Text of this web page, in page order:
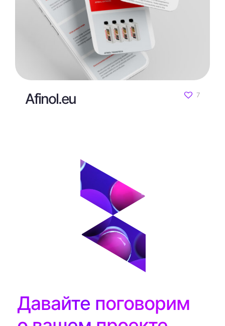
Afinol.eu 7
Давайте поговорим